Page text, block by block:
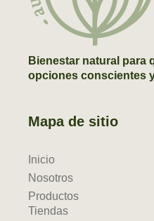
Bienestar natural para
opciones conscientes
Mapa de sitio
Inicio
Nosotros
Productos
Tiendas